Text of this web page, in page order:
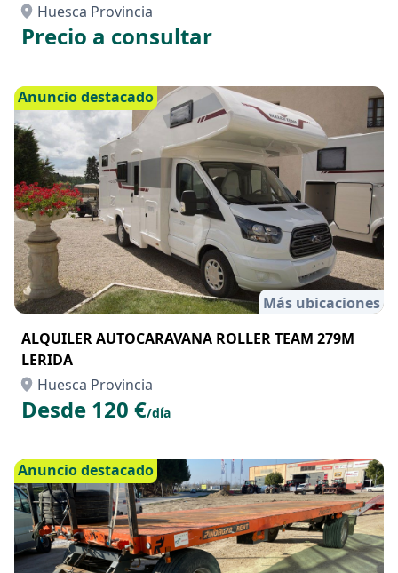
Huesca Provincia
Precio a consultar
Anuncio destacado
Más ubicaciones
ALQUILER AUTOCARAVANA ROLLER TEAM 279M
LERIDA
Huesca Provincia
Desde 120 €/día
Anuncio destacado